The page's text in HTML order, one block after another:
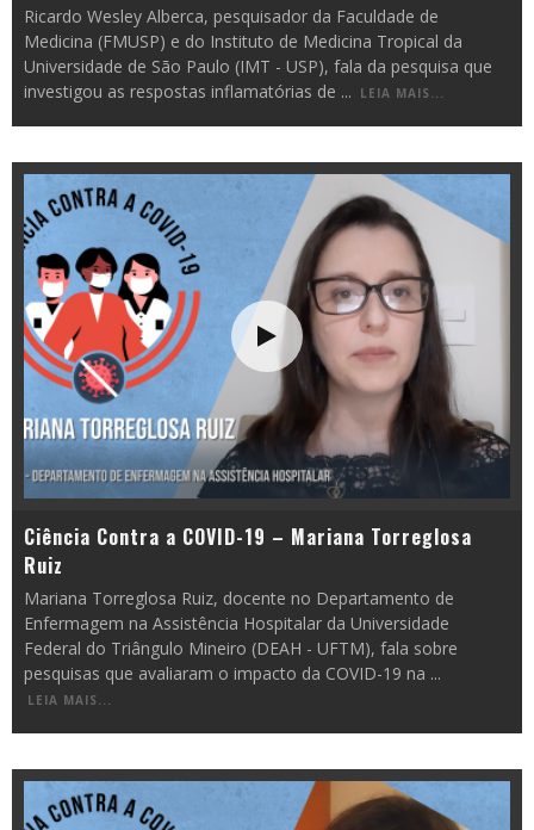
Ricardo Wesley Alberca, pesquisador da Faculdade de
Medicina (FMUSP) e do Instituto de Medicina Tropical da
Universidade de São Paulo (IMT - USP), fala da pesquisa que
investigou as respostas inflamatórias de ... LEIA MAIS...
Ciência Contra a COVID-19 – Mariana Torreglosa
Ruiz
Mariana Torreglosa Ruiz, docente no Departamento de
Enfermagem na Assistência Hospitalar da Universidade
Federal do Triângulo Mineiro (DEAH - UFTM), fala sobre
pesquisas que avaliaram o impacto da COVID-19 na ...
LEIA MAIS...